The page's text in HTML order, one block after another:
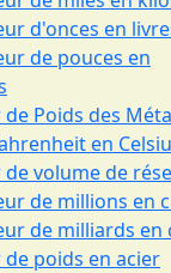
d'onces en
de pouces en
Poids des
en
de volume de
de millions en
de milliards en
de poids en acier